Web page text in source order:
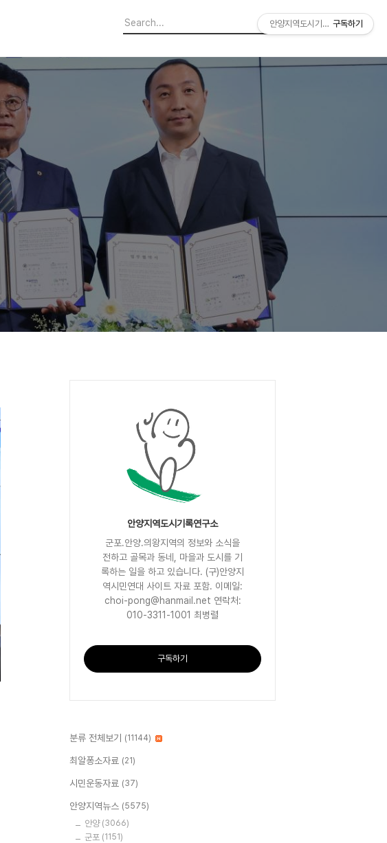
안양지역도시기록연구소
군포.안양.의왕지역의 정보와 소식을
전하고 골목과 동네, 마을과 도시를 기
록하는 일을 하고 있습니다. (구)안양지
역시민연대 사이트 자료 포함. 이메일:
choi-pong@hanmail.net 연락처:
010-3311-1001 최병렬
구독하기
분류 전체보기 (11144)
최알퐁소자료 (21)
시민운동자료 (37)
안양지역뉴스 (5575)
안양 (3066)
군포 (1151)
안양지역도시기록연구소
구독하기